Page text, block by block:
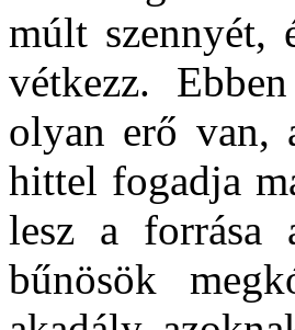
múlt szennyét,
vétkezz.
olyan erő van,
hittel fogadja
lesz a forrása
bűnösök